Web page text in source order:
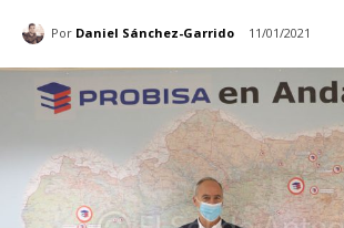
Por Daniel Sánchez-Garrido 11/01/2021